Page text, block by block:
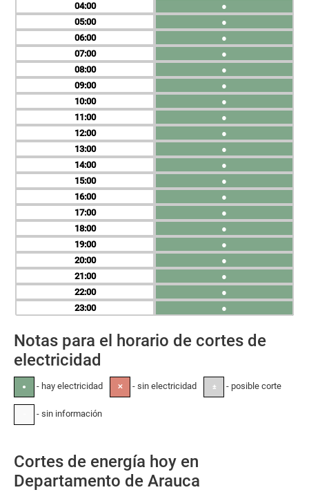
04
05
06
07
08
09
10
11
12
13
14
15
16
17
18
19
20
21
22
23
●
●
●
●
●
●
●
●
●
●
●
●
●
●
●
●
●
●
●
●
Notas para el horario de cortes de
electricidad
● - hay electricidad ✕ - sin electricidad ± - posible corte
- sin información
Cortes de energía hoy en
Departamento de Arauca